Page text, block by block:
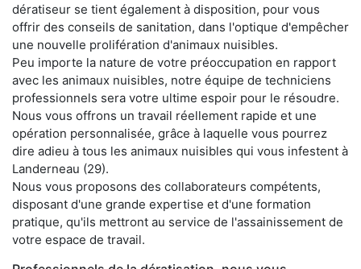
dératiseur se tient également à disposition, pour vous
offrir des conseils de sanitation, dans l'optique d'empêcher
une nouvelle prolifération d'animaux nuisibles.
Peu importe la nature de votre préoccupation en rapport
avec les animaux nuisibles, notre équipe de techniciens
professionnels sera votre ultime espoir pour le résoudre.
Nous vous offrons un travail réellement rapide et une
opération personnalisée, grâce à laquelle vous pourrez
dire adieu à tous les animaux nuisibles qui vous infestent à
Landerneau (29).
Nous vous proposons des collaborateurs compétents,
disposant d'une grande expertise et d'une formation
pratique, qu'ils mettront au service de l'assainissement de
votre espace de travail.